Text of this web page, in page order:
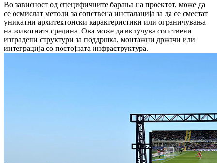
Во зависност од специфичните барања на проектот, може да
се осмислат методи за сопствена инсталација за да се сместат
уникатни архитектонски карактеристики или ограничувања
на животната средина. Ова може да вклучува сопствени
изградени структури за поддршка, монтажни држачи или
интеграција со постојната инфраструктура.